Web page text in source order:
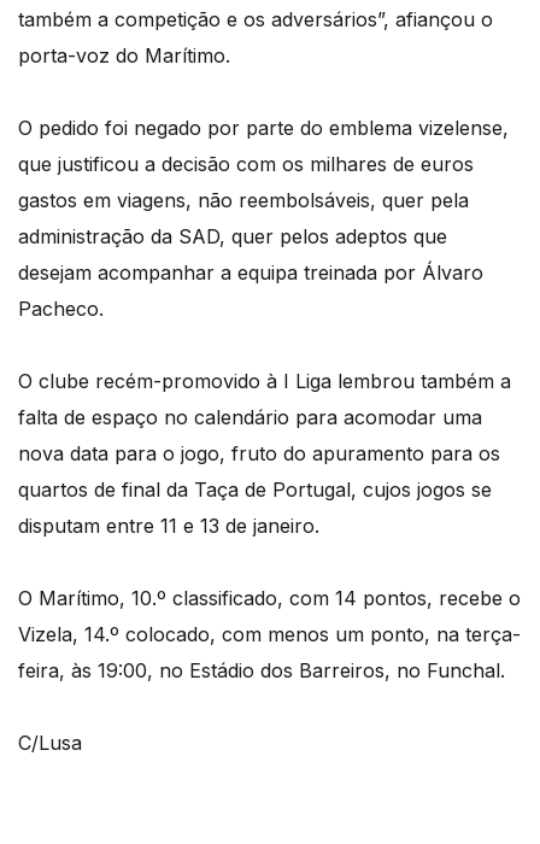
também a competição e os adversários”, afiançou o
porta-voz do Marítimo.
O pedido foi negado por parte do emblema vizelense,
que justificou a decisão com os milhares de euros
gastos em viagens, não reembolsáveis, quer pela
administração da SAD, quer pelos adeptos que
desejam acompanhar a equipa treinada por Álvaro
Pacheco.
O clube recém-promovido à I Liga lembrou também a
falta de espaço no calendário para acomodar uma
nova data para o jogo, fruto do apuramento para os
quartos de final da Taça de Portugal, cujos jogos se
disputam entre 11 e 13 de janeiro.
O Marítimo, 10.º classificado, com 14 pontos, recebe o
Vizela, 14.º colocado, com menos um ponto, na terça-
feira, às 19:00, no Estádio dos Barreiros, no Funchal.
C/Lusa